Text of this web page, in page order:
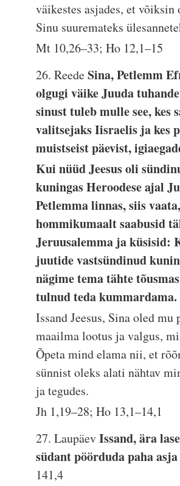
väikestes asjades, et
Sinu suuremateks
Mt 10,26–33; Ho 12,1–15
26. ReedeSina, Petlemm
olgugi väike Juuda
sinust tuleb mulle see, kes
valitsejaks Iisraelis ja kes
muistseist päevist,
Kui nüüd Jeesus oli
kuningas Heroodese ajal
Petlemma linnas, siis vaata,
hommikumaalt saabusid
Jeruusalemma ja küsisid:
juutide vastsündinud
nägime tema tähte
tulnud teda kummardama.
Issand Jeesus, Sina oled mu
maailma lootus ja valgus,
Õpeta mind elama nii, et
sünnist oleks alati nähtav
ja tegudes.
Jh 1,19–28; Ho 13,1–14,1
27. LaupäevIssand, ära
südant pöörduda paha
141,4